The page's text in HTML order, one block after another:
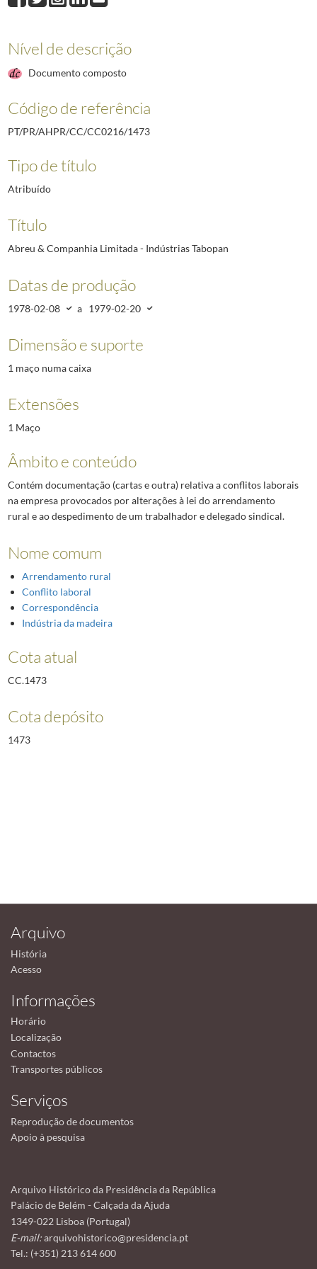
1474 "Sindicato dos Trabalhadores Consulares e das Missões Diplomáticas da
"Projecto de lei nº 230/I"
1478 "Sindicato dos Trabalhadores Têxteis"
4688 Contestação aos projetos de Decreto-lei que constam do Boletim do
Nível de descrição
Documento composto
Código de referência
PT/PR/AHPR/CC/CC0216/1473
Tipo de título
Atribuído
Título
Abreu & Companhia Limitada - Indústrias Tabopan
Datas de produção
1978-02-08 a 1979-02-20
Dimensão e suporte
1 maço numa caixa
Extensões
1 Maço
Âmbito e conteúdo
Contém documentação (cartas e outra) relativa a conflitos laborais
na empresa provocados por alterações à lei do arrendamento
rural e ao despedimento de um trabalhador e delegado sindical.
Nome comum
Arrendamento rural
Conflito laboral
Correspondência
Indústria da madeira
Cota atual
CC.1473
Cota depósito
1473
Arquivo
História
Acesso
Informações
Horário
Localização
Contactos
Transportes públicos
Serviços
Reprodução de documentos
Apoio à pesquisa
Arquivo Histórico da Presidência da República
Palácio de Belém - Calçada da Ajuda
1349-022 Lisboa (Portugal)
E-mail:arquivohistorico@presidencia.pt
Tel.: (+351) 213 614 600